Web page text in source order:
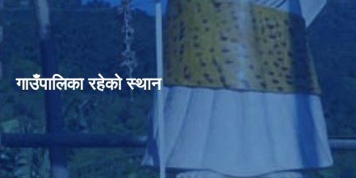
गाउँपालिका रहेको स्थान